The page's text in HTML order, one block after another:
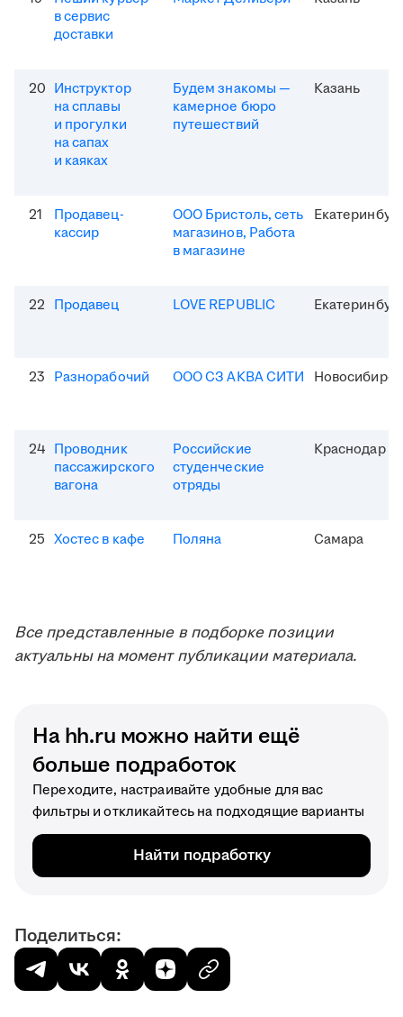
в сервис
доставки
20 Инструктор
на сплавы
и прогулки
на сапах
и каяках
Будем знакомы —
камерное бюро
путешествий
Казань
21
Продавец-
кассир
ООО Бристоль, сеть
магазинов, Работа
в магазине
22 Продавец LOVE REPUBLIC
23 Разнорабочий ООО СЗ АКВА СИТИ Новосибирск
24 Проводник
пассажирского
вагона
Российские
студенческие
отряды
Краснодар
25 Хостес в кафе Поляна Самара
Все представленные в подборке позиции
актуальны на момент публикации материала.
На hh.ru можно найти ещё
больше подработок
Переходите, настраивайте удобные для вас
фильтры и откликайтесь на подходящие варианты
Найти подработку
Поделиться: